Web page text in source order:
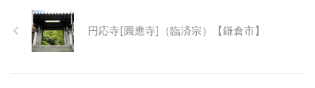
円応寺[圓應寺]（臨済宗）【鎌倉市】